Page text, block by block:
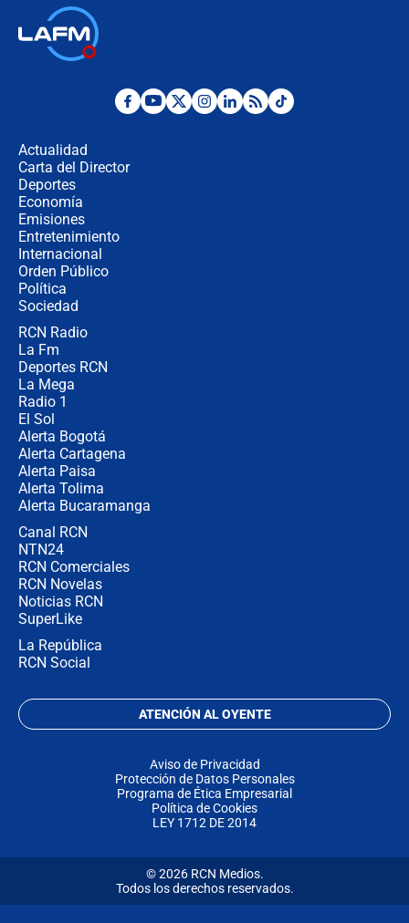
Posesión de Abelardo De La Espriella
Actualidad
Carta del Director
Deportes
Economía
Emisiones
Entretenimiento
Internacional
Orden Público
Política
Sociedad
RCN Radio
La Fm
Deportes RCN
La Mega
Radio 1
El Sol
Alerta Bogotá
Alerta Cartagena
Alerta Paisa
Alerta Tolima
Alerta Bucaramanga
Canal RCN
NTN24
RCN Comerciales
RCN Novelas
Noticias RCN
SuperLike
La República
RCN Social
ATENCIÓN AL OYENTE
Aviso de Privacidad
Protección de Datos Personales
Programa de Ética Empresarial
Política de Cookies
LEY 1712 DE 2014
© 2026 RCN Medios.
Todos los derechos reservados.